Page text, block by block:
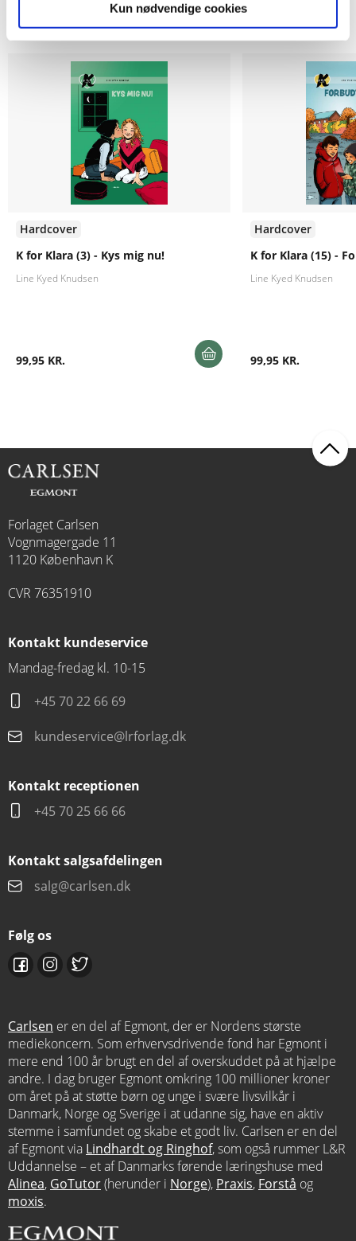
Kun nødvendige cookies
Andre har også købt
Hardcover
K for Klara (3) - Kys mig nu!
Line Kyed Knudsen
99,95 KR.
Hardcover
K for Klara (15) -
Line Kyed Knudsen
99,95 KR.
Forlaget Carlsen
Vognmagergade 11
1120 København K
CVR 76351910
Kontakt kundeservice
Mandag-fredag kl. 10-15
+45 70 22 66 69
kundeservice@lrforlag.dk
Kontakt receptionen
+45 70 25 66 66
Kontakt salgsafdelingen
salg@carlsen.dk
Følg os
Carlsen er en del af Egmont, der er Nordens største
mediekoncern. Som erhvervsdrivende fond har Egmont i
mere end 100 år brugt en del af overskuddet på at hjælpe
andre. I dag bruger Egmont omkring 100 millioner kroner
om året på at støtte børn og unge i svære livsvilkår i
Danmark, Norge og Sverige i at udanne sig, have en aktiv
stemme i samfundet og skabe et godt liv. Carlsen er en del
af Egmont via Lindhardt og Ringhof, som også rummer L&R
Uddannelse – et af Danmarks førende læringshuse med
Alinea, GoTutor(herunder i Norge), Praxis, Forstå og
moxis.